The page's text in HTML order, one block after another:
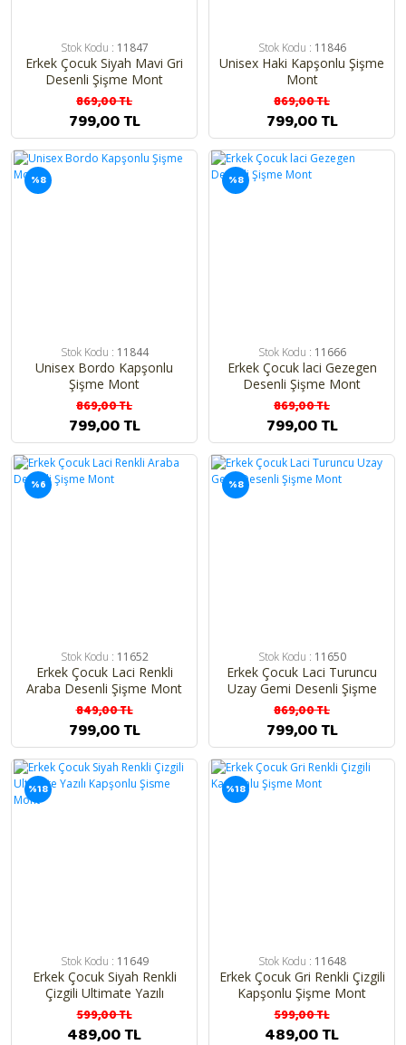
Stok Kodu : 11847
Erkek Çocuk Siyah Mavi Gri
Desenli Şişme Mont
869,00 TL
799,00 TL
Stok Kodu : 11846
Unisex Haki Kapşonlu Şişme
Mont
869,00 TL
799,00 TL
%8
Stok Kodu : 11844
Unisex Bordo Kapşonlu
Şişme Mont
869,00 TL
799,00 TL
%8
Stok Kodu : 11666
Erkek Çocuk laci Gezegen
Desenli Şişme Mont
869,00 TL
799,00 TL
%6
Stok Kodu : 11652
Erkek Çocuk Laci Renkli
Araba Desenli Şişme Mont
849,00 TL
799,00 TL
%8
Stok Kodu : 11650
Erkek Çocuk Laci Turuncu
Uzay Gemi Desenli Şişme
Mont
869,00 TL
799,00 TL
%18
Stok Kodu : 11649
Erkek Çocuk Siyah Renkli
Çizgili Ultimate Yazılı
Kapşonlu Şisme Mont
599,00 TL
489,00 TL
%18
Stok Kodu : 11648
Erkek Çocuk Gri Renkli Çizgili
Kapşonlu Şişme Mont
599,00 TL
489,00 TL